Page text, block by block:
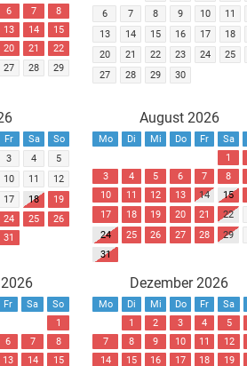
6 7
8
13 14
15
20 21
22
27 28
29
6
7 8 9 10
11
13
14 15 16 17
18
20
21 22 23 24
25
27
28 29 30
Fr Sa
So
3 4
5
10 11
12
17 18
19
24 25
26
31
August 2026
Mo Di Mi Do Fr
Sa
1
3
4 5 6 7
8
10
11 12 13 14
15
17
18 19 20 21
22
24
25 26 27 28
29
31
Fr Sa
So
1
6 7
8
13 14 15
Dezember 2026
Mo Di Mi Do Fr
Sa
1
2 3 4
5
7
8 9 10 11
12
14
15 16 17 18 19